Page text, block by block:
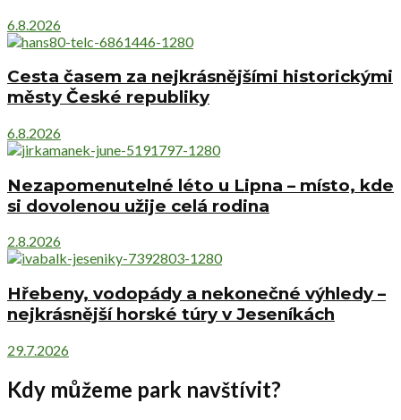
6.8.2026
Cesta časem za nejkrásnějšími historickými
městy České republiky
6.8.2026
Nezapomenutelné léto u Lipna – místo, kde
si dovolenou užije celá rodina
2.8.2026
Hřebeny, vodopády a nekonečné výhledy –
nejkrásnější horské túry v Jeseníkách
29.7.2026
Kdy můžeme park navštívit?